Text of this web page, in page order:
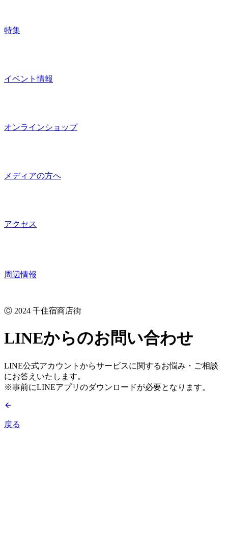
特集
イベント情報
オンラインショップ
メディアの方へ
アクセス
周辺情報
Ⓒ 2024 千住宿商店街
LINEからのお問い合わせ
LINE公式アカウントからサービスに関するお悩み・ご相談
にお答えいたします。
※事前にLINEアプリのダウンロードが必要となります。
戻る